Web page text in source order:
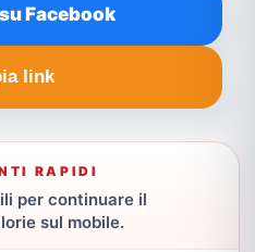
Facebook
link
RAPIDI
per continuare il
sul mobile.